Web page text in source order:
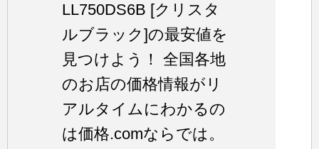
LL750DS6B [クリスタ
ルブラック]の最安値を
見つけよう！ 全国各地
のお店の価格情報がリ
アルタイムにわかるの
は価格.comならでは。